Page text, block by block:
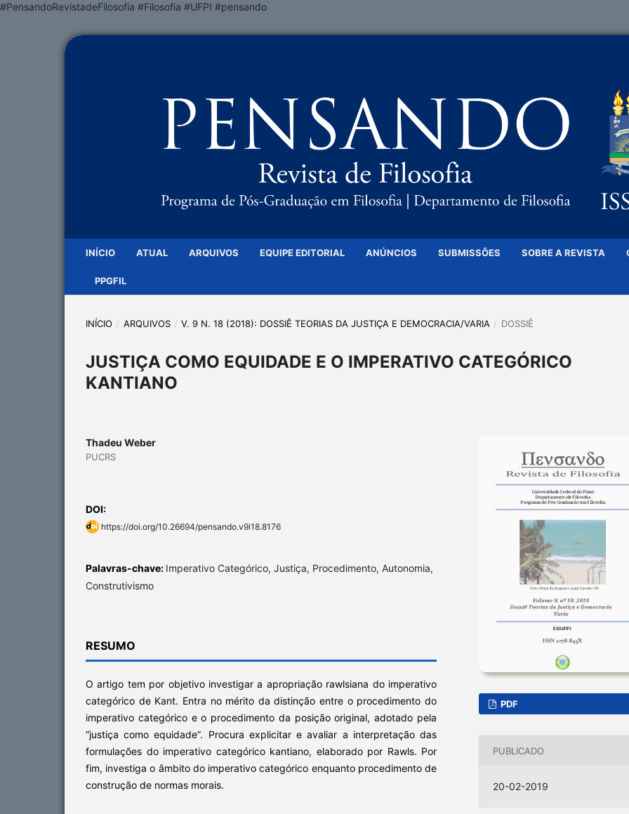
#PensandoRevistadeFilosofia #Filosofia #UFPI #pensando
INÍCIO ATUAL ARQUIVOS EQUIPE EDITORIAL ANÚNCIOS SUBMISSÕES SOBRE A REVISTA
PPGFIL
INÍCIO / ARQUIVOS / V. 9 N. 18 (2018): DOSSIÊ TEORIAS DA JUSTIÇA E DEMOCRACIA/VARIA / DOSSIÊ
JUSTIÇA COMO EQUIDADE E O IMPERATIVO CATEGÓRICO
KANTIANO
Thadeu Weber
PUCRS
DOI:
https://doi.org/10.26694/pensando.v9i18.8176
Palavras-chave: Imperativo Categórico, Justiça, Procedimento, Autonomia,
Construtivismo
RESUMO
O artigo tem por objetivo investigar a apropriação rawlsiana do imperativo
categórico de Kant. Entra no mérito da distinção entre o procedimento do
imperativo categórico e o procedimento da posição original, adotado pela
“justiça como equidade”. Procura explicitar e avaliar a interpretação das
formulações do imperativo categórico kantiano, elaborado por Rawls. Por
fim, investiga o âmbito do imperativo categórico enquanto procedimento de
construção de normas morais.
PDF
PUBLICADO
20-02-2019